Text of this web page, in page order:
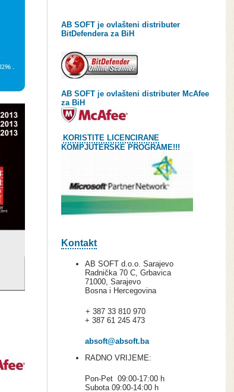
AB SOFT je ovlašteni distributer
BitDefendera za BiH
AB SOFT je ovlašteni distributer McAfee
za BiH
.KORISTITE LICENCIRANE
KOMPJUTERSKE PROGRAME!!!
Kontakt
AB SOFT d.o.o. Sarajevo
Radnička 70 C, Grbavica
71000, Sarajevo
Bosna i Hercegovina
+ 387 33 810 970
+ 387 61 245 473
absoft@absoft.ba
RADNO VRIJEME:
Pon-Pet 09:00-17:00 h
Subota 09:00-14:00 h